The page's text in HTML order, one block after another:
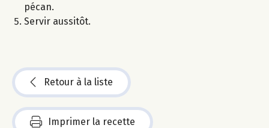
pécan.
Servir aussitôt.
Retour à la liste
Imprimer la recette